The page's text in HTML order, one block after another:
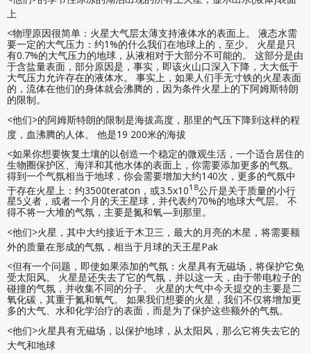
上
<物理原因很简单：火星大气层太薄支持液体水的表面上。 液态水需
要一定的大气压力：约1%的什么我们在地球上的，至少。 火星是只
有0.7%的大气压力的地球，从液相对于大部分不可能的。 这部分是由
于含盐量表面，部分原因是，事实，即该火山口深入下降，大大低于
大气压力允许存在的液体水。 事实上，如果人们手无寸铁的火星表面
的，流体在他们的身体就会沸腾的，因为条件火星上的下阿姆斯特朗
的限制。
<他们>的阿姆斯特朗的限制是海拔高度，那里的气压下降到这样的程
度，血沸腾的人体。 他是19 200米的海拔
<如果你想要恢复土壤的以创造一个稳定的微观生活，一个适合居住的
生物圈保护区、海洋和其他水体的表面上，你需要添加更多的气氛。
得到一个气氛相当于地球，你会需要增加大约140次，更多的气氛中
于存在火星上：约3500teraton，或3.5x1018公斤是关于质量的小行
星5义者，或者一个月的天王星球，并代表约70%的地球大气层。 不
得不将一大堆的气氛，主要是氮和氧—到那里。
<他们>火星，其中大约接近于木卫三，最大的月亮的木星，将需要额
外的质量在形成的气氛，相当于月球的天王星Pak
<但有一个问题，即使如果添加的气氛：火星具有无磁场，将保护它免
受太阳风。 火星是还失去了它的气氛，并以这一天，由于带电粒子的
碰撞的气氛，并收集不同的分子。 火星的大气中今天提交的主要是二
氧化碳，其重于氮和氧气。 如果我们想要的火星，我们不仅将增加更
多的大气、水和化学治疗的表面，而是为了保护这些额外的气氛。
<他们>火星具有无磁场，以保护地球，从太阳风，那么它将失去它的
大气和地球